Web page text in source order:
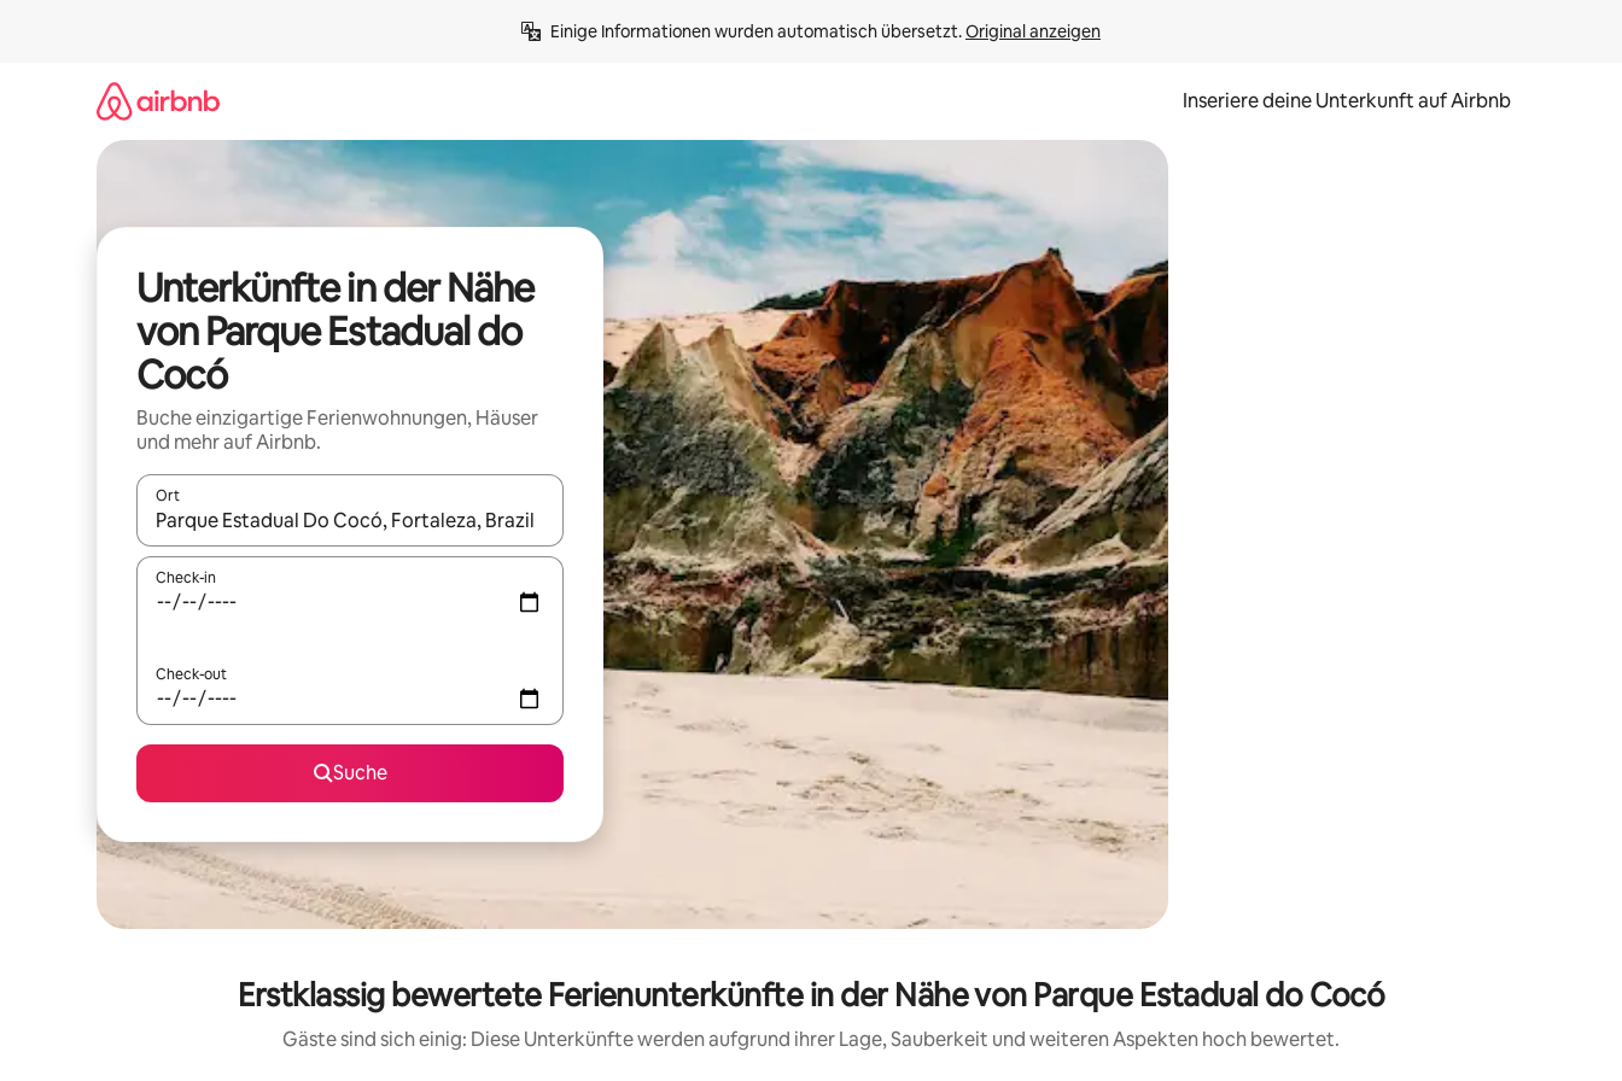
Einige Informationen wurden automatisch übersetzt. Original anzeigen
Inseriere deine Unterkunft auf Airbnb
Unterkünfte in der Nähe
von Parque Estadual do
Cocó
Buche einzigartige Ferienwohnungen, Häuser
und mehr auf Airbnb.
Ort
Wenn Ergebnisse verfügbar sind, navigiere mit den Pfeiltasten nach oben und unten oder erkunde die Ergebnisse durch Berühren oder Wischgesten.
Check-in
Check-out
Suche
Erstklassig bewertete Ferienunterkünfte in der Nähe von Parque Estadual do Cocó
Gäste sind sich einig: Diese Unterkünfte werden aufgrund ihrer Lage, Sauberkeit und weiteren Aspekten hoch bewertet.